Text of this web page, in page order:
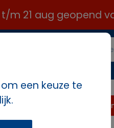
t/m 21 aug geopend
een keuze te